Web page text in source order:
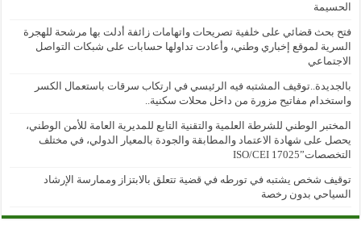
الحسيمة
فتح بحث قضائي على خلفية تصريحات واتهامات زائفة أدلت بها مرشحة للهجرة
السرية لموقع إخباري وطني، وأعادت تداولها حسابات على شبكات التواصل
الاجتماعي
بالجديدة..توقيف المشتبه فيه الرئيسي في ارتكاب سرقات باستعمال الكسر
واستخدام مفاتيح مزورة من داخل محلات سكنية..
المختبر الوطني للشرطة العلمية والتقنية التابع للمديرية العامة للأمن الوطني،
يحصل على شهادة الاعتماد والمطابقة والجودة بالمعيار الدولي، في مختلف
التخصصات”ISO/CEI 17025
توقيف شخص يشتبه في تورطه في قضية تتعلق بالابتزاز وممارسة الإرشاد
السياحي بدون رخصة